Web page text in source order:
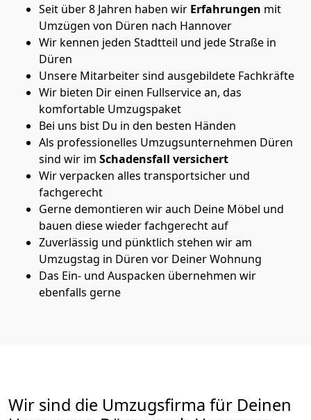
Seit über 8 Jahren haben wir Erfahrungen mit
Umzügen von Düren nach Hannover
Wir kennen jeden Stadtteil und jede Straße in
Düren
Unsere Mitarbeiter sind ausgebildete Fachkräfte
Wir bieten Dir einen Fullservice an, das
komfortable Umzugspaket
Bei uns bist Du in den besten Händen
Als professionelles Umzugsunternehmen Düren
sind wir im Schadensfall versichert
Wir verpacken alles transportsicher und
fachgerecht
Gerne demontieren wir auch Deine Möbel und
bauen diese wieder fachgerecht auf
Zuverlässig und pünktlich stehen wir am
Umzugstag in Düren vor Deiner Wohnung
Das Ein- und Auspacken übernehmen wir
ebenfalls gerne
Wir sind die Umzugsfirma für Deinen